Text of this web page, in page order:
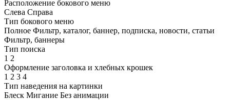
Расположение бокового меню
Слева Справа
Тип бокового меню
Полное Фильтр, каталог, баннер, подписка, новости, статьи
Фильтр, баннеры
Тип поиска
1 2
Оформление заголовка и хлебных крошек
1 2 3 4
Тип наведения на картинки
Блеск Мигание Без анимации